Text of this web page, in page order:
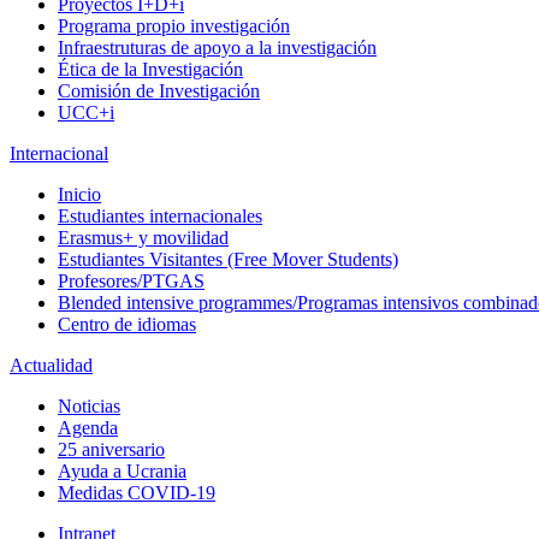
Proyectos I+D+i
Programa propio investigación
Infraestruturas de apoyo a la investigación
Ética de la Investigación
Comisión de Investigación
UCC+i
Internacional
Inicio
Estudiantes internacionales
Erasmus+ y movilidad
Estudiantes Visitantes (Free Mover Students)
Profesores/PTGAS
Blended intensive programmes/Programas intensivos
Centro de idiomas
Actualidad
Noticias
Agenda
25 aniversario
Ayuda a Ucrania
Medidas COVID-19
Intranet